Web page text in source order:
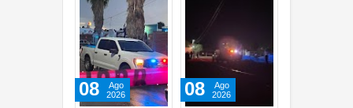
Ago
2026
08
Ago
2026